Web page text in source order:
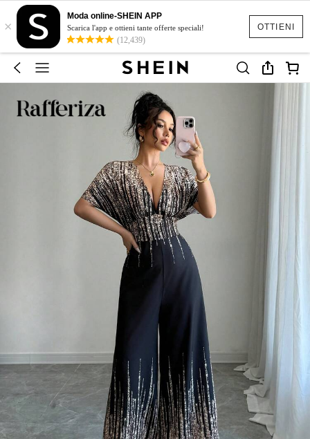
OTTIENI
×
Moda online-SHEIN APP
Scarica l'app e ottieni tante offerte speciali!
(12,439)